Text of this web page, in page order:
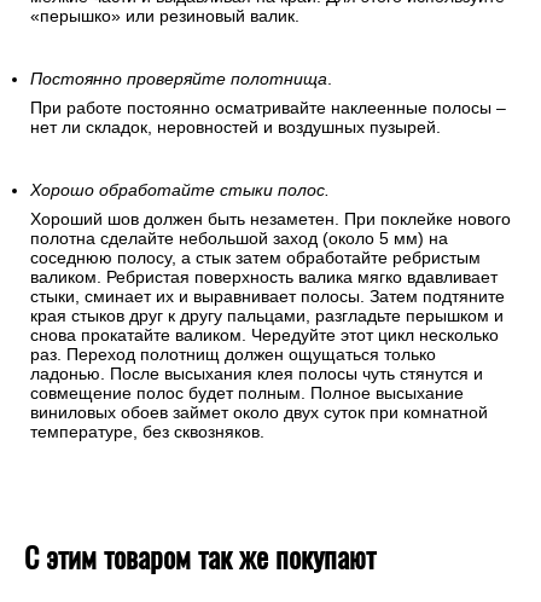
«перышко» или резиновый валик.
Постоянно проверяйте полотнища.
При работе постоянно осматривайте наклеенные полосы –
нет ли складок, неровностей и воздушных пузырей.
Хорошо обработайте стыки полос.
Хороший шов должен быть незаметен. При поклейке нового
полотна сделайте небольшой заход (около 5 мм) на
соседнюю полосу, а стык затем обработайте ребристым
валиком. Ребристая поверхность валика мягко вдавливает
стыки, сминает их и выравнивает полосы. Затем подтяните
края стыков друг к другу пальцами, разгладьте перышком и
снова прокатайте валиком. Чередуйте этот цикл несколько
раз. Переход полотнищ должен ощущаться только
ладонью. После высыхания клея полосы чуть стянутся и
совмещение полос будет полным. Полное высыхание
виниловых обоев займет около двух суток при комнатной
температуре, без сквозняков.
С этим товаром так же покупают